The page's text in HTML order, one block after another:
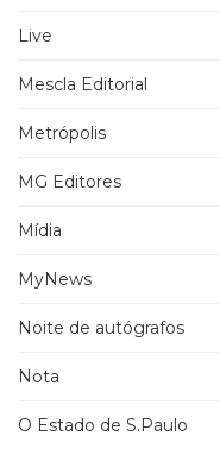
Live
Mescla Editorial
Metrópolis
MG Editores
Mídia
MyNews
Noite de autógrafos
Nota
O Estado de S.Paulo